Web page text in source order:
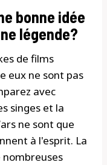
bonne idée
légende?
de films
eux ne sont pas
avec
singes et la
ne sont que
à l'esprit. La